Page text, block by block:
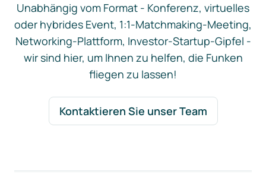
Unabhängig vom Format - Konferenz, virtuelles
oder hybrides Event, 1:1-Matchmaking-Meeting,
Networking-Plattform, Investor-Startup-Gipfel -
wir sind hier, um Ihnen zu helfen, die Funken
fliegen zu lassen!
Kontaktieren Sie unser Team